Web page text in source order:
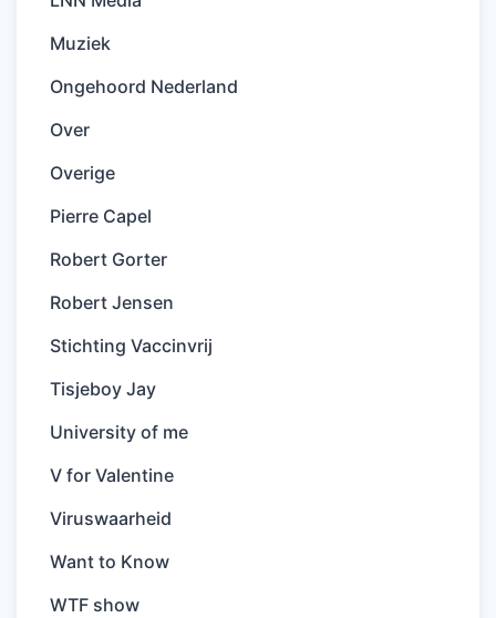
Muziek
Ongehoord Nederland
Over
Overige
Pierre Capel
Robert Gorter
Robert Jensen
Stichting Vaccinvrij
Tisjeboy Jay
University of me
V for Valentine
Viruswaarheid
Want to Know
WTF show